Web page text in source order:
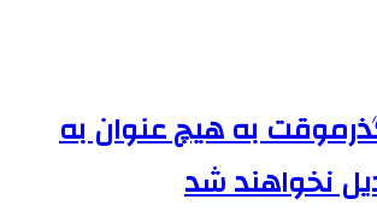
به هیچ عنوان به
نخواهند شد